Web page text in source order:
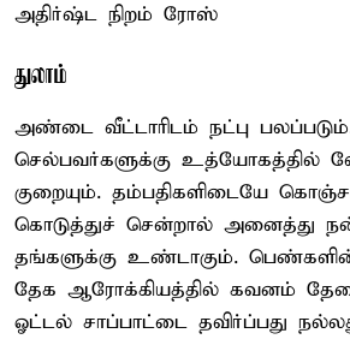
அதிர்ஷ்ட நிறம் ரோஸ்
துலாம்
அண்டை வீட்டாரிடம் நட்பு
செல்பவர்களுக்கு உத்யோகத்தில்
குறையும். தம்பதிகளிடையே
கொடுத்துச் சென்றால் அனைத்து
தங்களுக்கு உண்டாகும். பெண்களின்
தேக ஆரோக்கியத்தில் கவனம்
ஓட்டல் சாப்பாட்டை தவிர்ப்பது